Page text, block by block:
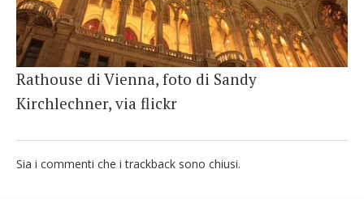
French
Italiano
Rathouse di Vienna, foto di Sandy
Kirchlechner, via flickr
Sia i commenti che i trackback sono chiusi.